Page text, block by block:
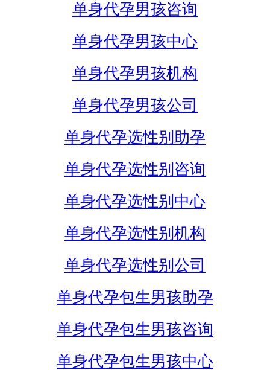
单身代孕男孩咨询
单身代孕男孩中心
单身代孕男孩机构
单身代孕男孩公司
单身代孕选性别助孕
单身代孕选性别咨询
单身代孕选性别中心
单身代孕选性别机构
单身代孕选性别公司
单身代孕包生男孩助孕
单身代孕包生男孩咨询
单身代孕包生男孩中心